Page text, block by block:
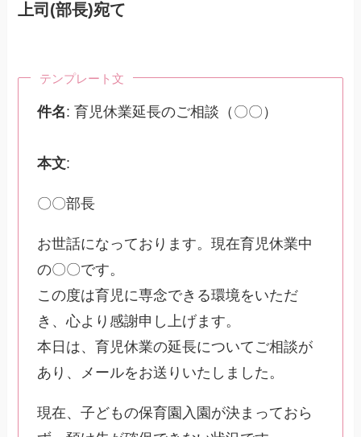
上司(部長)宛て
テンプレート文
件名: 育児休業延長のご相談（〇〇）
本文:
〇〇部長
お世話になっております。現在育児休業中
の〇〇です。
この度は育児に専念できる環境をいただ
き、心より感謝申し上げます。
本日は、育児休業の延長についてご相談が
あり、メールをお送りいたしました。
現在、子どもの保育園入園が決まっておら